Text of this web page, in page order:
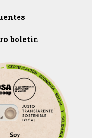
boletín